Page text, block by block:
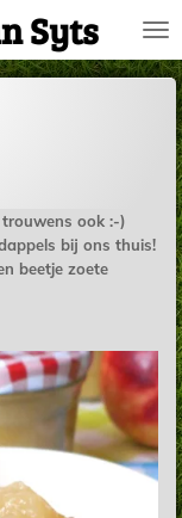
Syts
ook :-)
bij ons thuis!
beetje zoete